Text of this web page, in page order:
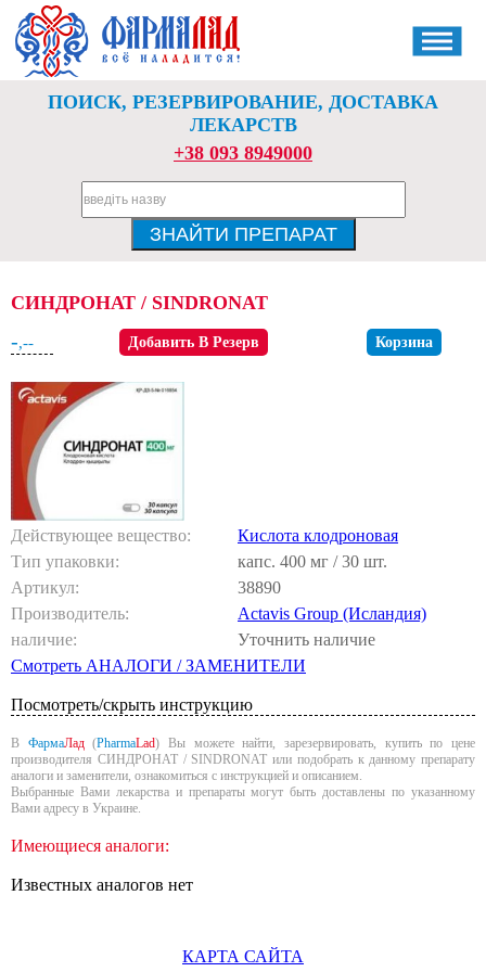
ПОИСК, РЕЗЕРВИРОВАНИЕ, ДОСТАВКА
ЛЕКАРСТВ
+38 093 8949000
СИНДРОНАТ / SINDRONAT
-,-- Добавить В Резерв Корзина
Действующее вещество:
Кислота клодроновая
Тип упаковки:
капс. 400 мг / 30 шт.
Артикул:
38890
Производитель:
Actavis Group (Исландия)
наличие:
Уточнить наличие
Смотреть АНАЛОГИ / ЗАМЕНИТЕЛИ
Посмотреть/скрыть инструкцию
В ФармаЛад(PharmaLad) Вы можете найти, зарезервировать, купить по цене
производителя СИНДРОНАТ / SINDRONAT или подобрать к данному препарату
аналоги и заменители, ознакомиться с инструкцией и описанием.
Выбранные Вами лекарства и препараты могут быть доставлены по указанному
Вами адресу в Украине.
Имеющиеся аналоги:
Известных аналогов нет
КАРТА САЙТА